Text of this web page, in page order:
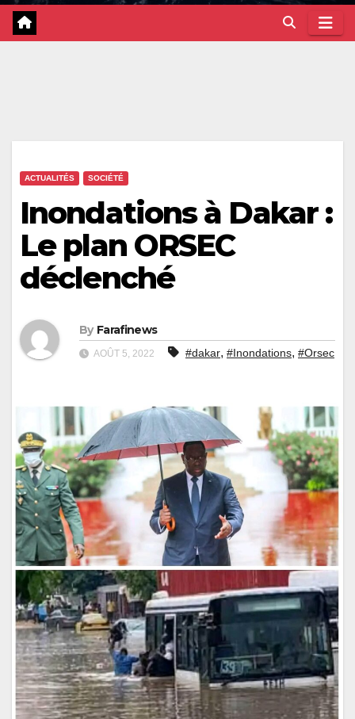
ACTUALITÉS SOCIÉTÉ
Inondations à Dakar :
Le plan ORSEC
déclenché
By Farafinews
AOÛT 5, 2022 #dakar, #Inondations, #Orsec